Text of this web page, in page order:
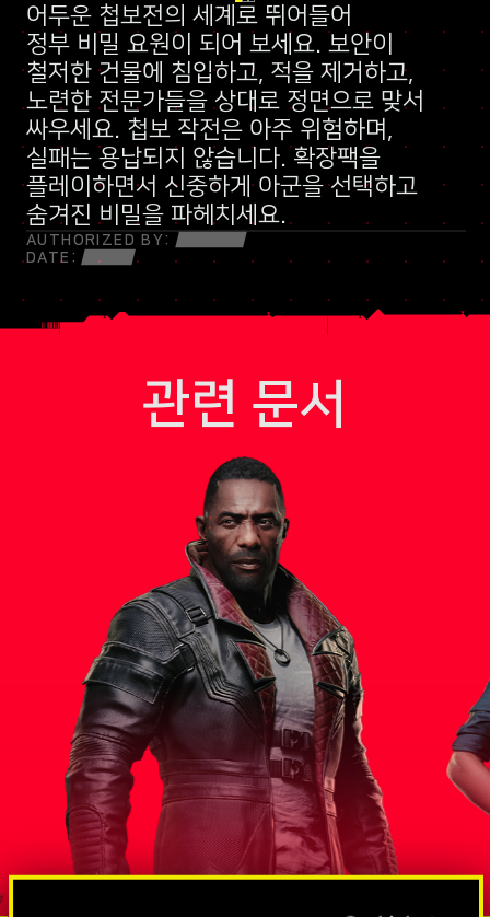
어두운 첩보전의 세계로 뛰어들어
정부 비밀 요원이 되어 보세요. 보안이
철저한 건물에 침입하고, 적을 제거하고,
노련한 전문가들을 상대로 정면으로 맞서
싸우세요. 첩보 작전은 아주 위험하며,
실패는 용납되지 않습니다. 확장팩을
플레이하면서 신중하게 아군을 선택하고
숨겨진 비밀을 파헤치세요.
AUTHORIZED BY:
DATE:
말보다 총알이 먼저 나가는 민병대
신규 스킬 트리
관련 문서
대통령
방대한 규모의 스파이 및 넷러너망
솔로몬 리
도그타운